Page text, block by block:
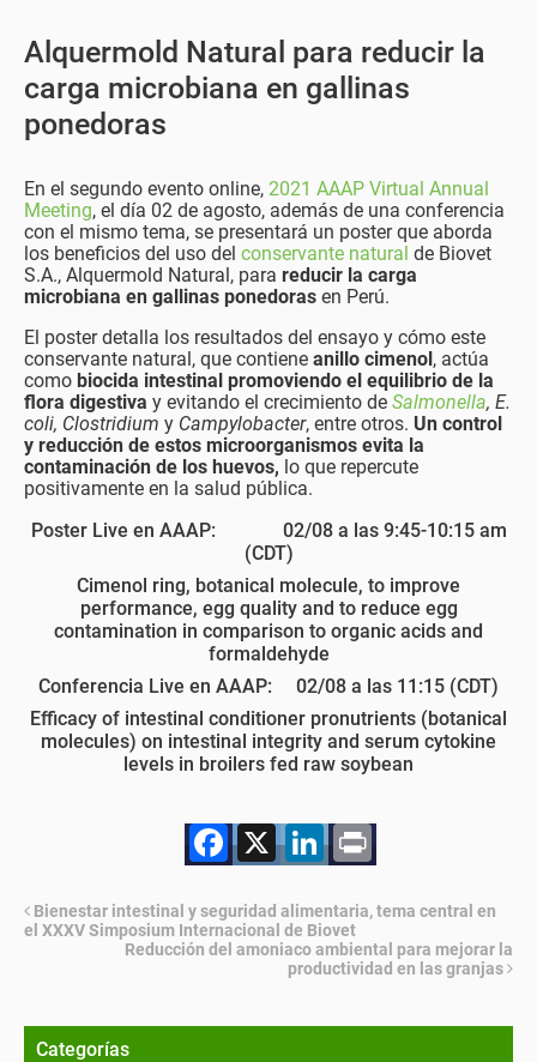
Alquermold Natural para reducir la
carga microbiana en gallinas
ponedoras
En el segundo evento online, 2021 AAAP Virtual Annual
Meeting, el día 02 de agosto, además de una conferencia
con el mismo tema, se presentará un poster que aborda
los beneficios del uso del conservante natural de Biovet
S.A., Alquermold Natural, para reducir la carga
microbiana en gallinas ponedoras en Perú.
El poster detalla los resultados del ensayo y cómo este
conservante natural, que contiene anillo cimenol, actúa
como biocida intestinal promoviendo el equilibrio de la
flora digestiva y evitando el crecimiento de Salmonella, E.
coli, Clostridium y Campylobacter, entre otros. Un control
y reducción de estos microorganismos evita la
contaminación de los huevos, lo que repercute
positivamente en la salud pública.
Poster Live en AAAP: 02/08 a las 9:45-10:15 am
(CDT)
Cimenol ring, botanical molecule, to improve
performance, egg quality and to reduce egg
contamination in comparison to organic acids and
formaldehyde
Conferencia Live en AAAP: 02/08 a las 11:15 (CDT)
Efficacy of intestinal conditioner pronutrients (botanical
molecules) on intestinal integrity and serum cytokine
levels in broilers fed raw soybean
Facebook
X LinkedIn
Print
Bienestar intestinal y seguridad alimentaria, tema central en
el XXXV Simposium Internacional de Biovet
Reducción del amoniaco ambiental para mejorar la
productividad en las granjas
Categorías